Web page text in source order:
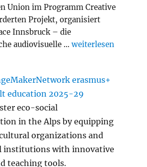
Union im Programm Creative
Projekt, organisiert
Innsbruck – die
audiovisuelle …„Slash Transition
weiterlesen
erasmus+
education 2025-29
eco-social
in the Alps by equipping
organizations and
institutions with innovative
teaching tools.